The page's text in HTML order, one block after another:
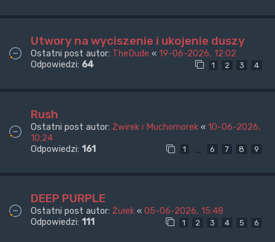
Utwory na wyciszenie i ukojenie duszy
Ostatni post autor: TheDude « 19-06-2026, 12:02
Odpowiedzi: 64 1 2 3 4
Rush
Ostatni post autor: Żwirek i Muchomorek « 10-06-2026,
10:24
Odpowiedzi: 161 1 … 6 7 8 9
DEEP PURPLE
Ostatni post autor: Żułek « 05-06-2026, 15:48
Odpowiedzi: 111 1 2 3 4 5 6